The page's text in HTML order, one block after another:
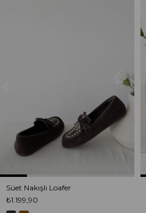
Süet Nakışlı Loafer
₺1.199,90